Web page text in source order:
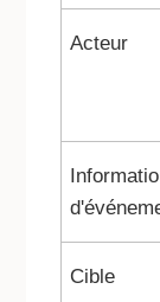
Acteur
Cible